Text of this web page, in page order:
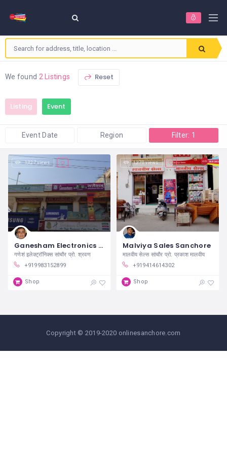
We found 2 Listings Reset
Listing Event
Event Date Region Filter: 1
1,327 views
Ganesham Electronics Sanchore
गणेशं इलेक्ट्रॉनिक्स सांचौर प्रो. श्रवण
+919983152899
Shop
1,370 views
Malviya Sales Sanchore
मालवीय सेल्स सांचौर प्रो. प्रकाश मालवीय
+919414614302
Shop
Copyright © 2019-2020 onlinesanchore.com